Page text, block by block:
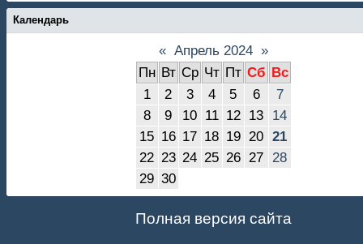
Календарь
« Апрель 2024 »
Пн Вт Ср Чт Пт Сб Вс
1
2 3 4 5 6
7
8
9 10 11 12 13 14
15 16 17 18 19 20 21
22 23 24 25 26 27 28
29 30
Полная версия сайта